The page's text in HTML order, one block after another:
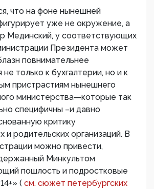
что на фоне нынешней
уже не окружение, а
Мединский, у соответствующих
Президента может
повнимательнее
только к бухгалтерии, но и к
пристрастиям нынешнего
министерства—которые так
специфичны –и давно
критику
и родительских организаций. В
можно привести,
Минкультом
пошлость и подростковые
( см. сюжет петербургских